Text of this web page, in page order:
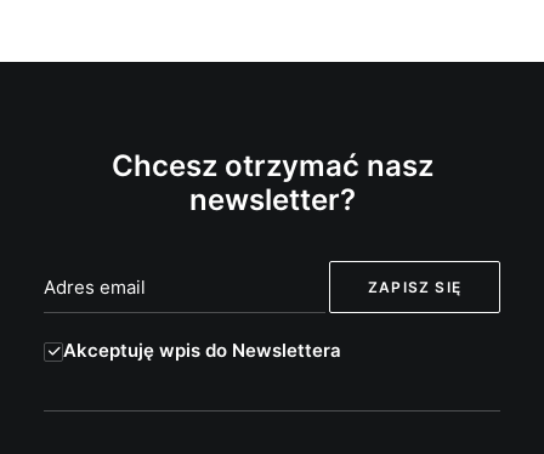
Chcesz otrzymać nasz
newsletter?
Akceptuję wpis do Newslettera